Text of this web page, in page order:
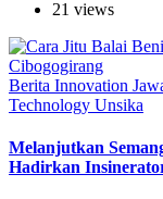
21 views
Berita Innovation
Technology Unsika
Melanjutkan
Hadirkan